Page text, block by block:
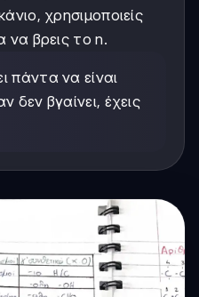
χρησιμοποιείς
να βρεις το n.
πάντα να είναι
δεν βγαίνει, έχεις